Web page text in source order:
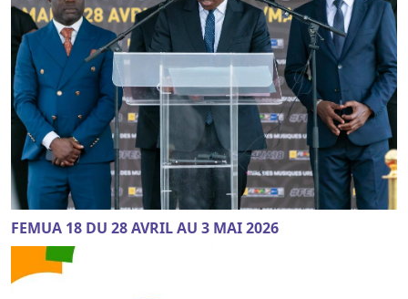
FEMUA 18 DU 28 AVRIL AU 3 MAI 2026